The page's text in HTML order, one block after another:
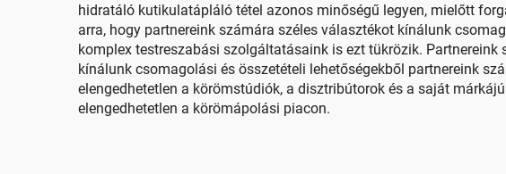
hidratáló kutikulatápláló tétel azonos minőségű legyen, mielőtt
arra, hogy partnereink számára széles választékot kínálunk
komplex testreszabási szolgáltatásaink is ezt tükrözik.
kínálunk csomagolási és összetételi lehetőségekből partnereink
elengedhetetlen a körömstúdiók, a disztribútorok és a saját
elengedhetetlen a körömápolási piacon.